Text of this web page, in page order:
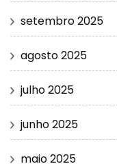
setembro 2025
agosto 2025
julho 2025
junho 2025
maio 2025